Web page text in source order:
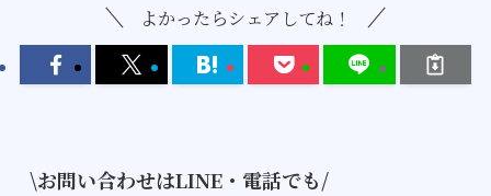
よかったらシェアしてね！
\お問い合わせはLINE・電話でも/